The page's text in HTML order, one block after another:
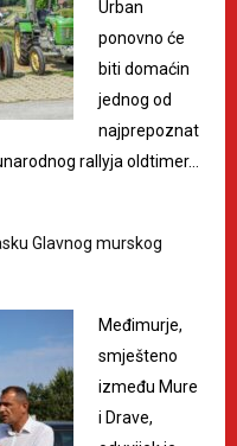
Urban
ponovno će
biti domaćin
jednog od
najprepoznat
rallyja oldtimer…
Glavnog murskog
Međimurje,
smješteno
između Mure
i Drave,